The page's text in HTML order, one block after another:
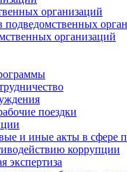
организаций
подведомственных
организаций
поездки
и иные акты в сфере
коррупции
экспертиза